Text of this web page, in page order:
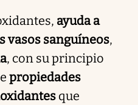
ayuda a
vasos sanguíneos,
, con su principio
propiedades
que